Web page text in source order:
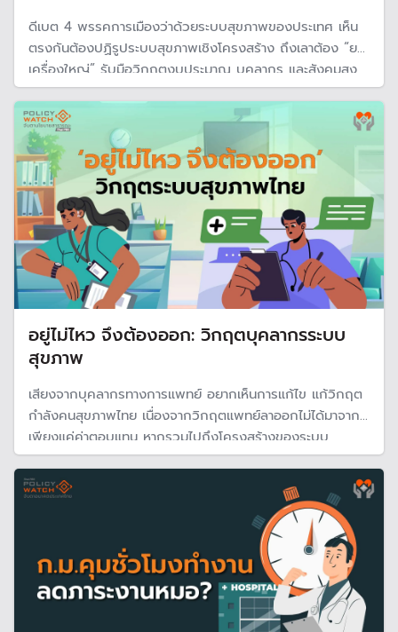
ดีเบต 4 พรรคการเมืองว่าด้วยระบบสุขภาพของประเทศ เห็น
ตรงกันต้องปฏิรูประบบสุขภาพเชิงโครงสร้าง ถึงเลาต้อง “ยก
เครื่องใหญ่” รับมือวิกฤตงบประมาณ บุคลากร และสังคมสูง
วัย โดยเน้นยกระดับระบบข้อมูล เชื่อมโยงทั้งระบบ และปรับ
กลไกการบริหารให้มีประสิทธิภาพมากขึ้
อยู่ไม่ไหว จึงต้องออก: วิกฤตบุคลากรระบบ
สุขภาพ
เสียงจากบุคลากรทางการแพทย์ อยากเห็นการแก้ไข แก้วิกฤต
กำลังคนสุขภาพไทย เนื่องจากวิกฤตแพทย์ลาออกไม่ได้มาจาก
เพียงแค่ค่าตอบแทน หากรวมไปถึงโครงสร้างของระบบ
สาธารณสุขที่ขาดความยืดหยุ่น จนทำให้บุคลากรหมดไฟ จน
ต้องลาออก